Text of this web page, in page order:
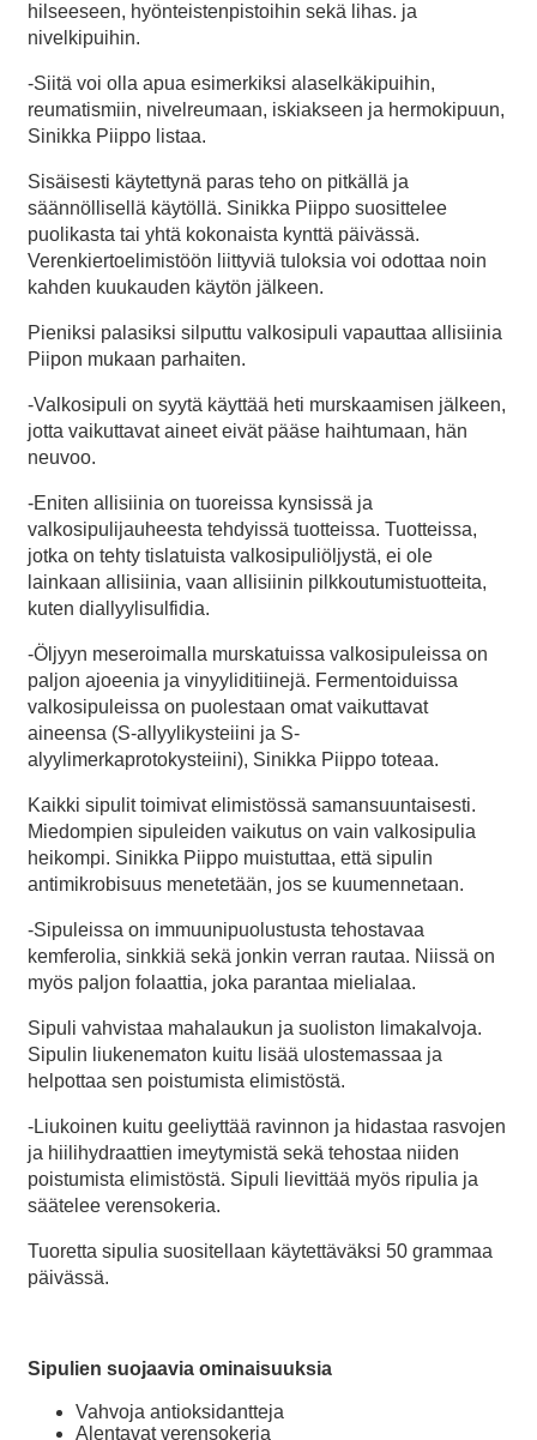
hilseeseen, hyönteistenpistoihin sekä lihas. ja
nivelkipuihin.
-Siitä voi olla apua esimerkiksi alaselkäkipuihin,
reumatismiin, nivelreumaan, iskiakseen ja hermokipuun,
Sinikka Piippo listaa.
Sisäisesti käytettynä paras teho on pitkällä ja
säännöllisellä käytöllä. Sinikka Piippo suosittelee
puolikasta tai yhtä kokonaista kynttä päivässä.
Verenkiertoelimistöön liittyviä tuloksia voi odottaa noin
kahden kuukauden käytön jälkeen.
Pieniksi palasiksi silputtu valkosipuli vapauttaa allisiinia
Piipon mukaan parhaiten.
-Valkosipuli on syytä käyttää heti murskaamisen jälkeen,
jotta vaikuttavat aineet eivät pääse haihtumaan, hän
neuvoo.
-Eniten allisiinia on tuoreissa kynsissä ja
valkosipulijauheesta tehdyissä tuotteissa. Tuotteissa,
jotka on tehty tislatuista valkosipuliöljystä, ei ole
lainkaan allisiinia, vaan allisiinin pilkkoutumistuotteita,
kuten diallyylisulfidia.
-Öljyyn meseroimalla murskatuissa valkosipuleissa on
paljon ajoeenia ja vinyyliditiinejä. Fermentoiduissa
valkosipuleissa on puolestaan omat vaikuttavat
aineensa (S-allyylikysteiini ja S-
alyylimerkaprotokysteiini), Sinikka Piippo toteaa.
Kaikki sipulit toimivat elimistössä samansuuntaisesti.
Miedompien sipuleiden vaikutus on vain valkosipulia
heikompi. Sinikka Piippo muistuttaa, että sipulin
antimikrobisuus menetetään, jos se kuumennetaan.
-Sipuleissa on immuunipuolustusta tehostavaa
kemferolia, sinkkiä sekä jonkin verran rautaa. Niissä on
myös paljon folaattia, joka parantaa mielialaa.
Sipuli vahvistaa mahalaukun ja suoliston limakalvoja.
Sipulin liukenematon kuitu lisää ulostemassaa ja
helpottaa sen poistumista elimistöstä.
-Liukoinen kuitu geeliyttää ravinnon ja hidastaa rasvojen
ja hiilihydraattien imeytymistä sekä tehostaa niiden
poistumista elimistöstä. Sipuli lievittää myös ripulia ja
säätelee verensokeria.
Tuoretta sipulia suositellaan käytettäväksi 50 grammaa
päivässä.
Sipulien suojaavia ominaisuuksia
Vahvoja antioksidantteja
Alentavat verensokeria